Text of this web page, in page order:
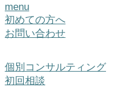
menu
初めての方へ
お問い合わせ
個別コンサルティング
初回相談